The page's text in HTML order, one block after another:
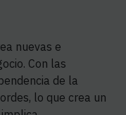
nuevas e
Con las
de la
lo que crea un